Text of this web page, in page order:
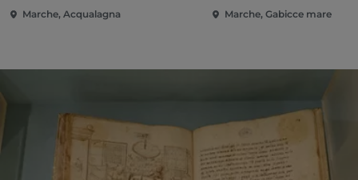
Marche, Acqualagna Marche, Gabicce mare